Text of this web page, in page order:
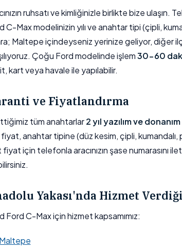
ruhsatı ve kimliğinizle birlikte bize
C-Max modelinizin yılı ve anahtar tipi (çipli,
Maltepe içindeyseniz yerinize geliyor, diğer
Çoğu Ford modelinde işlem30-60
kart veya havale ile yapılabilir.
ve Fiyatlandırma
tüm anahtarlar2 yıl yazılım ve
anahtar tipine (düz kesim, çipli, kumandalı,
için telefonla aracınızın şase numarasını
Yakası'nda Hizmet
Ford C-Max için hizmet kapsamımız:
Maltepe